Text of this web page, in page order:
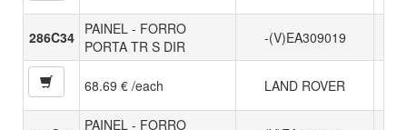
286C34
PAINEL - FORRO
PORTA TR S DIR
-(V)EA309019
68.69 € /each LAND ROVER
PAINEL - FORRO